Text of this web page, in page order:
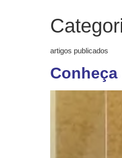
artigos publicados